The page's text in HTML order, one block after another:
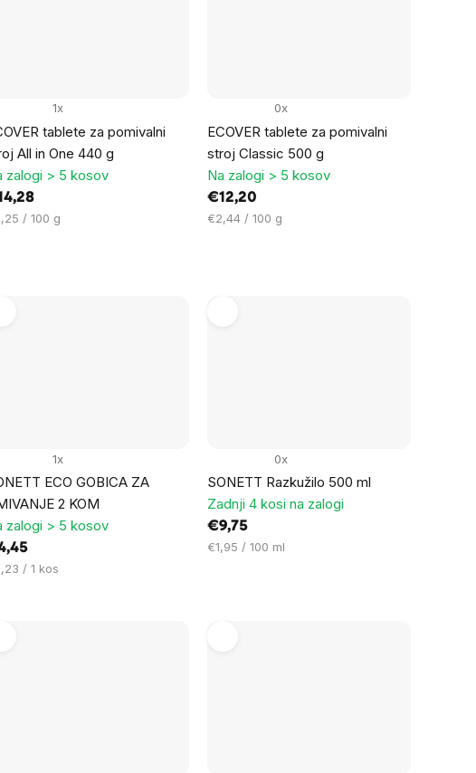
tablete za pomivalni
All in One 440 g
1x
zalogi > 5 kosov
/ 100 g
ECOVER tablete za pomivalni
stroj Classic 500 g
0x
Na zalogi > 5 kosov
€12,20
Cena
€2,44 / 100 g
ECO GOBICA ZA
2 KOM
1x
zalogi > 5 kosov
/ 1 kos
SONETT Razkužilo 500 ml
0x
Zadnji 4 kosi na zalogi
€9,75
Cena
€1,95 / 100 ml